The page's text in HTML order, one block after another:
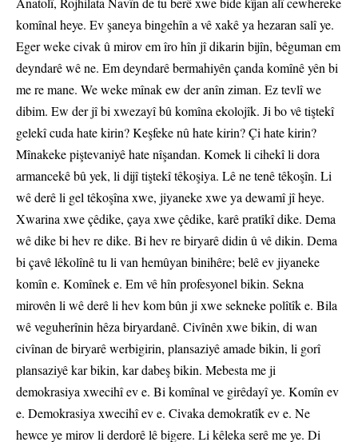
komînal heye. Ev şaneya bingehîn a vê xakê ya hezaran salî ye.
Eger weke civak û mirov em îro hîn jî dikarin bijîn, bêguman em
deyndarê wê ne. Em deyndarê bermahiyên çanda komînê yên bi
me re mane. We weke mînak ew der anîn ziman. Ez tevlî we
dibim. Ew der jî bi xwezayî bû komîna ekolojîk. Ji bo vê tiştekî
gelekî cuda hate kirin? Keşfeke nû hate kirin? Çi hate kirin?
Mînakeke piştevaniyê hate nîşandan. Komek li cihekî li dora
armancekê bû yek, li dijî tiştekî têkoşiya. Lê ne tenê têkoşîn. Li
wê derê li gel têkoşîna xwe, jiyaneke xwe ya dewamî jî heye.
Xwarina xwe çêdike, çaya xwe çêdike, karê pratîkî dike. Dema
wê dike bi hev re dike. Bi hev re biryarê didin û vê dikin. Dema
bi çavê lêkolînê tu li van hemûyan binihêre; belê ev jiyaneke
komîn e. Komînek e. Em vê hîn profesyonel bikin. Sekna
mirovên li wê derê li hev kom bûn ji xwe sekneke polîtîk e. Bila
wê veguherînin hêza biryardanê. Civînên xwe bikin, di wan
civînan de biryarê werbigirin, plansaziyê amade bikin, li gorî
plansaziyê kar bikin, kar dabeş bikin. Mebesta me ji
demokrasiya xwecihî ev e. Bi komînal ve girêdayî ye. Komîn ev
e. Demokrasiya xwecihî ev e. Civaka demokratîk ev e. Ne
hewce ye mirov li derdorê lê bigere. Li kêleka serê me ye. Di